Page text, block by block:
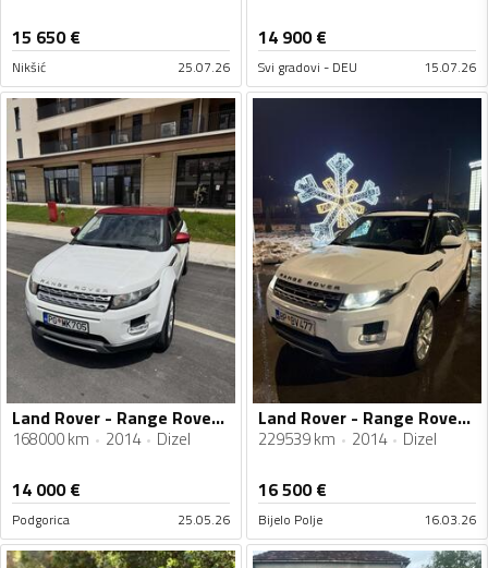
15 650€
Nikšić 25.07.26
14 900€
Svi gradovi - DEU 15.07.26
Land Rover - Range Rover Evoque - Td
168000 km 2014 Dizel
14 000€
Podgorica 25.05.26
Land Rover - Range Rover Evoque - 2.2 TD4
229539 km 2014 Dizel
16 500€
Bijelo Polje 16.03.26